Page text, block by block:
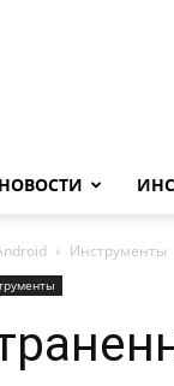
НОВОСТИ
Инструменты